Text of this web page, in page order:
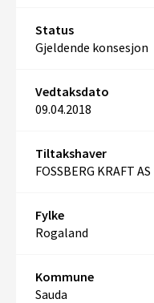
Status
Gjeldende konsesjon
Vedtaksdato
09.04.2018
Tiltakshaver
FOSSBERG KRAFT AS
Fylke
Rogaland
Kommune
Sauda